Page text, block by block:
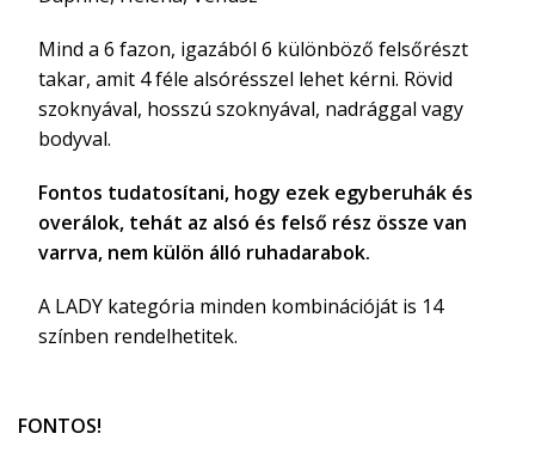
Mind a 6 fazon, igazából 6 különböző felsőrészt
takar, amit 4 féle alsórésszel lehet kérni. Rövid
szoknyával, hosszú szoknyával, nadrággal vagy
bodyval.
Fontos tudatosítani, hogy ezek egyberuhák és
overálok, tehát az alsó és felső rész össze van
varrva, nem külön álló ruhadarabok.
A LADY kategória minden kombinációját is 14
színben rendelhetitek.
FONTOS!